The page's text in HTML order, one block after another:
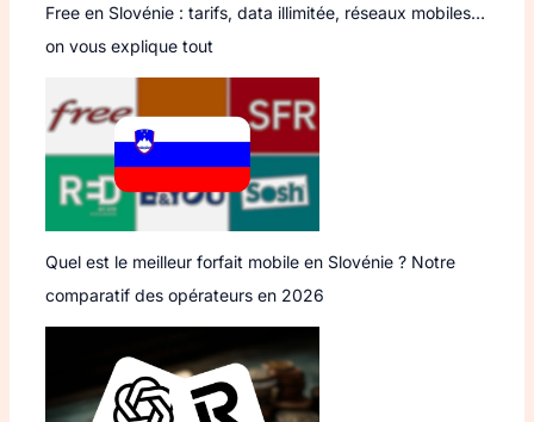
Free en Slovénie : tarifs, data illimitée, réseaux mobiles…
on vous explique tout
Quel est le meilleur forfait mobile en Slovénie ? Notre
comparatif des opérateurs en 2026